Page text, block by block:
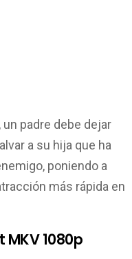
un padre debe dejar
a su hija que ha
poniendo a
más rápida en
1080p